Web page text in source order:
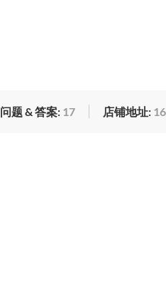
问题 & 答案: 17 店铺地址: 16